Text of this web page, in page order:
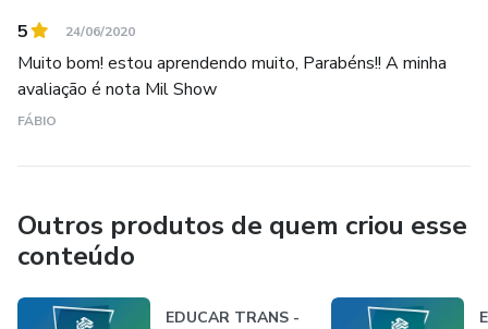
5 24/06/2020
Muito bom! estou aprendendo muito, Parabéns!! A minha
avaliação é nota Mil Show
FÁBIO
Outros produtos de quem criou esse
conteúdo
EDUCAR TRANS -